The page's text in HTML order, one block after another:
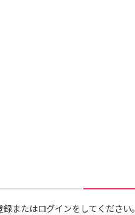
またはログインをしてください。